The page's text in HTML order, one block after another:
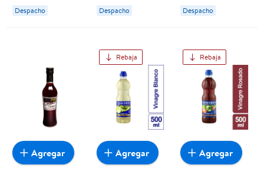
Despacho Despacho Despacho
Agregar
Rebaja
Agregar
Rebaja
Agregar